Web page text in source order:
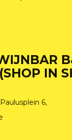
IN
6,